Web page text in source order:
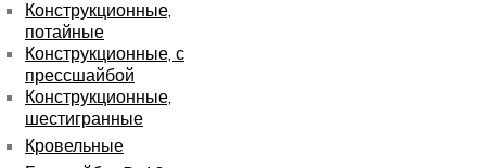
Конструкционные,
потайные
Конструкционные, с
прессшайбой
Конструкционные,
шестигранные
Кровельные